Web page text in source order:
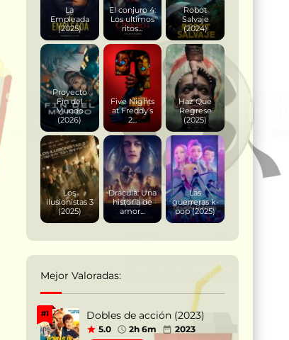
La
Empleada
(2025)
El conjuro 4:
Los ultimos
ritos...
Robot
Salvaje
(2024)
Proyecto
Fin del
Mundo
(2026)
Five Nights
at Freddy’s
2...
Haz Que
Regrese
(2025)
Los
ilusionistas 3
(2025)
Drácula: Una
historia de
amor...
Las
guerreras k-
pop (2025)
Mejor Valoradas:
#1 Dobles de acción (2023)
5.0 2h 6m 2023